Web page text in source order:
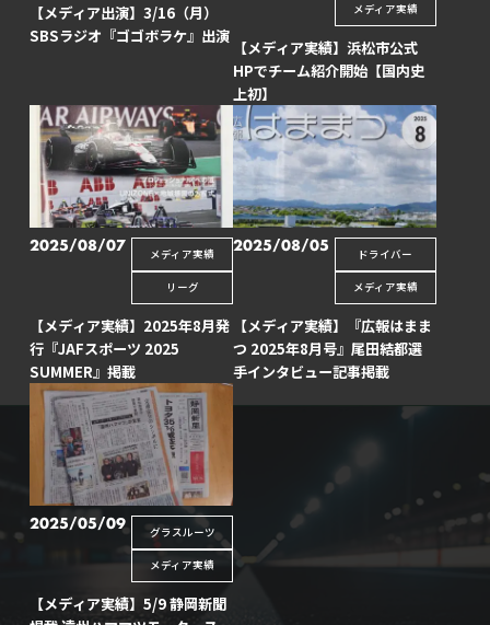
【メディア出演】3/16（月）
SBSラジオ『ゴゴボラケ』出演
メディア実績
【メディア実績】浜松市公式
HPでチーム紹介開始【国内史
上初】
2025/08/07
メディア実績
リーグ
【メディア実績】2025年8月発
行『JAFスポーツ 2025
SUMMER』掲載
2025/08/05
ドライバー
メディア実績
【メディア実績】『広報はまま
つ 2025年8月号』尾田結都選
手インタビュー記事掲載
2025/05/09
グラスルーツ
メディア実績
【メディア実績】5/9 静岡新聞